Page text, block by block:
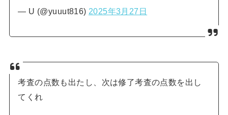
— U (@yuuut816) 2025年3月27日
考査の点数も出たし、次は修了考査の点数を出し
てくれ